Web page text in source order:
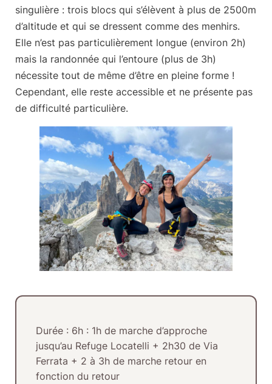
singulière : trois blocs qui s’élèvent à plus de 2500m
d’altitude et qui se dressent comme des menhirs.
Elle n’est pas particulièrement longue (environ 2h)
mais la randonnée qui l’entoure (plus de 3h)
nécessite tout de même d’être en pleine forme !
Cependant, elle reste accessible et ne présente pas
de difficulté particulière.
Durée: 6h : 1h de marche d’approche
jusqu’au Refuge Locatelli + 2h30 de Via
Ferrata + 2 à 3h de marche retour en
fonction du retour